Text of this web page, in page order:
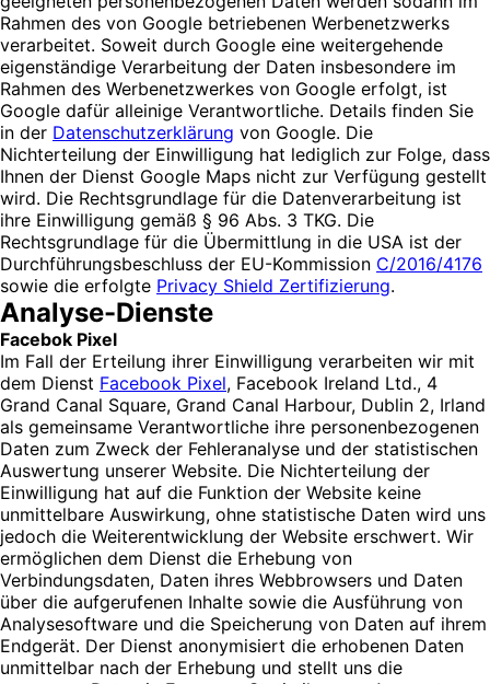
Rahmen des von Google betriebenen Werbenetzwerks
verarbeitet. Soweit durch Google eine weitergehende
eigenständige Verarbeitung der Daten insbesondere im
Rahmen des Werbenetzwerkes von Google erfolgt, ist
Google dafür alleinige Verantwortliche. Details finden Sie
in der Datenschutzerklärung von Google. Die
Nichterteilung der Einwilligung hat lediglich zur Folge, dass
Ihnen der Dienst Google Maps nicht zur Verfügung gestellt
wird. Die Rechtsgrundlage für die Datenverarbeitung ist
ihre Einwilligung gemäß § 96 Abs. 3 TKG. Die
Rechtsgrundlage für die Übermittlung in die USA ist der
Durchführungsbeschluss der EU-Kommission C/2016/4176
sowie die erfolgte Privacy Shield Zertifizierung.
Analyse-Dienste
Facebok Pixel
Im Fall der Erteilung ihrer Einwilligung verarbeiten wir mit
dem Dienst Facebook Pixel, Facebook Ireland Ltd., 4
Grand Canal Square, Grand Canal Harbour, Dublin 2, Irland
als gemeinsame Verantwortliche ihre personenbezogenen
Daten zum Zweck der Fehleranalyse und der statistischen
Auswertung unserer Website. Die Nichterteilung der
Einwilligung hat auf die Funktion der Website keine
unmittelbare Auswirkung, ohne statistische Daten wird uns
jedoch die Weiterentwicklung der Website erschwert. Wir
ermöglichen dem Dienst die Erhebung von
Verbindungsdaten, Daten ihres Webbrowsers und Daten
über die aufgerufenen Inhalte sowie die Ausführung von
Analysesoftware und die Speicherung von Daten auf ihrem
Endgerät. Der Dienst anonymisiert die erhobenen Daten
unmittelbar nach der Erhebung und stellt uns die